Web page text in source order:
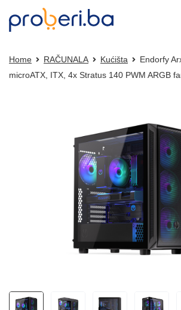
Home RAČUNALA Kućišta
Endorfy
microATX, ITX, 4x Stratus 140 PWM ARGB